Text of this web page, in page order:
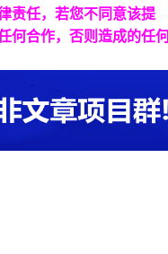
责任，若您不同意该提
何合作，否则造成的任